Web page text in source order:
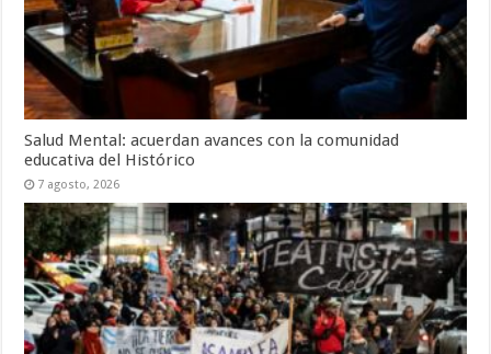
Salud Mental: acuerdan avances con la comunidad
educativa del Histórico
7 agosto, 2026